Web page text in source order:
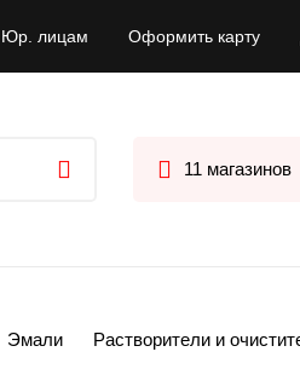
Юр. лицам Оформить карту
11 магазинов
Эмали Растворители и